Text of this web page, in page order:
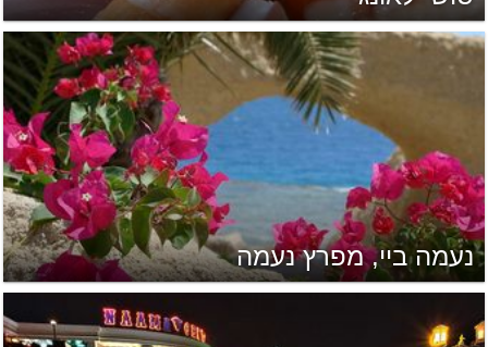
נעמה ביי, מפרץ נעמה